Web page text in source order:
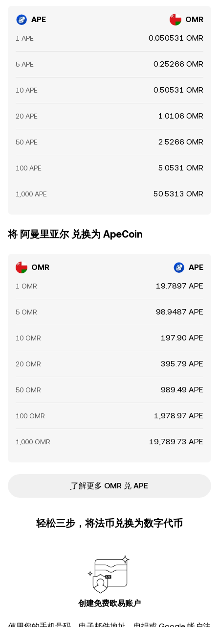
APE OMR
1 APE 0.050531 OMR
5 APE 0.25266 OMR
10 APE 0.50531 OMR
20 APE 1.0106 OMR
50 APE 2.5266 OMR
100 APE 5.0531 OMR
1,000 APE 50.5313 OMR
将 阿曼里亚尔 兑换为 ApeCoin
OMR APE
1 OMR 19.7897 APE
5 OMR 98.9487 APE
10 OMR 197.90 APE
20 OMR 395.79 APE
50 OMR 989.49 APE
100 OMR 1,978.97 APE
1,000 OMR 19,789.73 APE
ִִִִִִִִִִִִִִִִִִִִִִִִִִִִִִִִִִִִִִִִִִִִִִִ了解更多 OMR 兑 APE
轻松三步，将法币兑换为数字代币
创建免费欧易账户